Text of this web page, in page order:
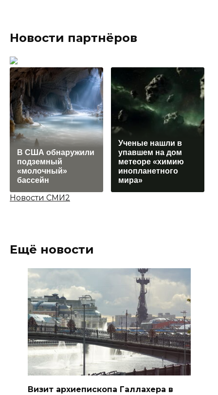
Новости партнёров
В США обнаружили
подземный
«молочный»
бассейн
Ученые нашли в
упавшем на дом
метеоре «химию
инопланетного
мира»
Новости СМИ2
Ещё новости
Визит архиепископа Галлахера в